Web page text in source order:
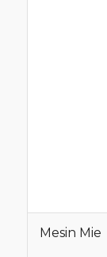
Mesin Mie